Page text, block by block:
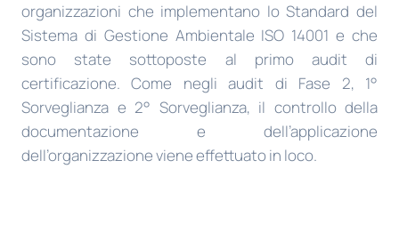
organizzazioni che implementano lo Standard del
Sistema di Gestione Ambientale ISO 14001 e che
sono state sottoposte al primo audit di
certificazione. Come negli audit di Fase 2, 1°
Sorveglianza e 2° Sorveglianza, il controllo della
documentazione e dell’applicazione
dell’organizzazione viene effettuato in loco.